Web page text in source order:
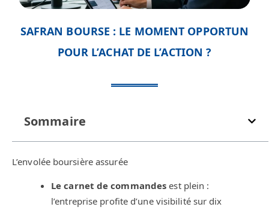
SAFRAN BOURSE : LE MOMENT OPPORTUN
POUR L’ACHAT DE L’ACTION ?
Sommaire
L’envolée boursière assurée
Le carnet de commandes est plein :
l’entreprise profite d’une visibilité sur dix